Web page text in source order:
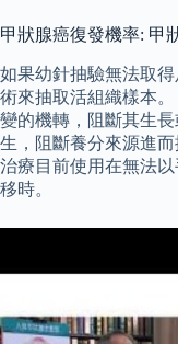
甲狀腺癌復發機率: 甲
如果幼針抽驗無法取
術來抽取活組織樣本
變的機轉，阻斷其生
生，阻斷養分來源進
治療目前使用在無法
移時。